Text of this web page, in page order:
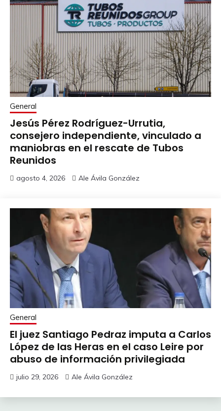
General
Jesús Pérez Rodríguez-Urrutia,
consejero independiente, vinculado a
maniobras en el rescate de Tubos
Reunidos
agosto 4, 2026 Ale Ávila González
General
El juez Santiago Pedraz imputa a Carlos
López de las Heras en el caso Leire por
abuso de información privilegiada
julio 29, 2026 Ale Ávila González